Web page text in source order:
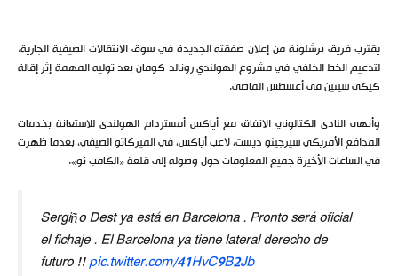
يقترب فريق برشلونة من إعلان صفقته الجديدة في سوق الانتقالات الصيفية الجارية،
لتدعيم الخط الخلفي في مشروع الهولندي رونالد كومان بعد توليه المهمة إثر إقالة
كيكي سيتين في أغسطس الماضي.
وأنهى النادي الكتالوني الاتفاق مع أياكس أمستردام الهولندي للاستعانة بخدمات
المدافع الأمريكي سيرجينو ديست، لاعب أياكس، في الميركاتو الصيفي، بعدما ظهرت
في الساعات الأخيرة جميع المعلومات حول وصوله إلى قلعة «الكامب نو».
Sergiño Dest ya está en Barcelona . Pronto será oficial
el fichaje . El Barcelona ya tiene lateral derecho de
futuro !!pic.twitter.com/41HvC9B2Jb